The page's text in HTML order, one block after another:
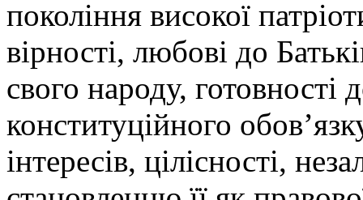
покоління високої
вірності, любові до
свого народу, готовності
конституційного
інтересів, цілісності,